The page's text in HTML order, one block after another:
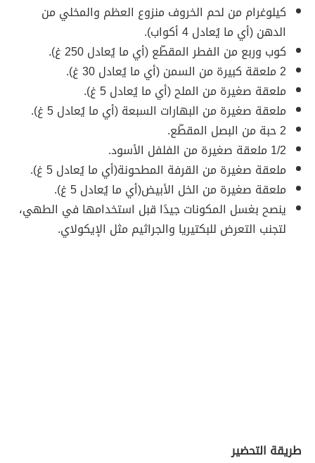
كيلوغرام من لحم الخروف منزوع العظم والمخلي من
الدهن (أي ما يُعادل 4 أكواب).
كوب وربع من الفطر المقطّع (أي ما يُعادل 250 غ).
2 ملعقة كبيرة من السمن (أي ما يُعادل 30 غ).
ملعقة صغيرة من الملح (أي ما يُعادل 5 غ).
ملعقة صغيرة من البهارات السبعة (أي ما يُعادل 5 غ).
2 حبة من البصل المقطّع.
1/2 ملعقة صغيرة من الفلفل الأسود.
ملعقة صغيرة من القرفة المطحونة(أي ما يُعادل 5 غ).
ملعقة صغيرة من الخل الأبيض(أي ما يُعادل 5 غ).
ينصح بغسل المكونات جيدًا قبل استخدامها في الطهي،
لتجنب التعرض للبكتيريا والجراثيم مثل الإيكولاي.
طريقة التحضير